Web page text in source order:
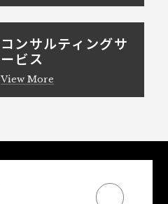
コンサルティングサ
ービス
View More